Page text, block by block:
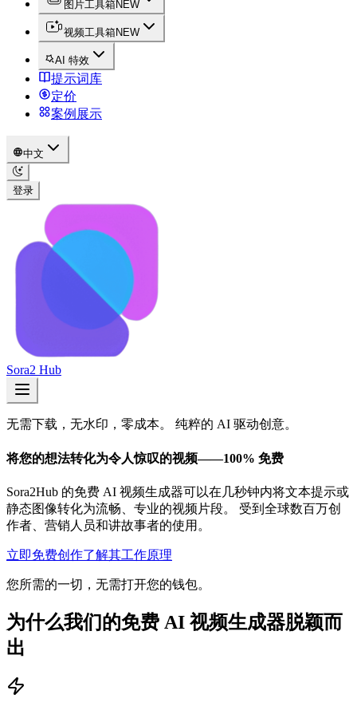
图片工具箱NEW
视频工具箱NEW
AI 特效
提示词库
定价
案例展示
中文
登录
Sora2 Hub
无需下载，无水印，零成本。 纯粹的 AI 驱动创意。
将您的想法转化为令人惊叹的视频——100% 免费
Sora2Hub 的免费 AI 视频生成器可以在几秒钟内将文本提示或
静态图像转化为流畅、专业的视频片段。 受到全球数百万创
作者、营销人员和讲故事者的使用。
立即免费创作了解其工作原理
您所需的一切，无需打开您的钱包。
为什么我们的免费 AI 视频生成器脱颖而
出